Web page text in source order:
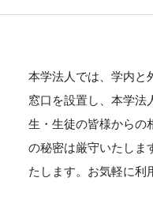
本学法人では、学内と
窓口を設置し、本学法
生・生徒の皆様からの
の秘密は厳守いたしま
たします。お気軽に利